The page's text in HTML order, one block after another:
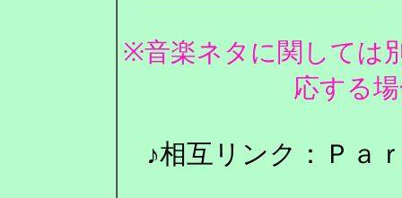
※音楽ネタに関しては
応する
♪相互リンク：Ｐａ